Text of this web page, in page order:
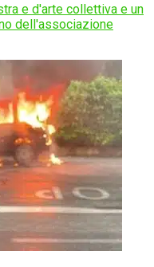
e d'arte collettiva e un
dell'associazione